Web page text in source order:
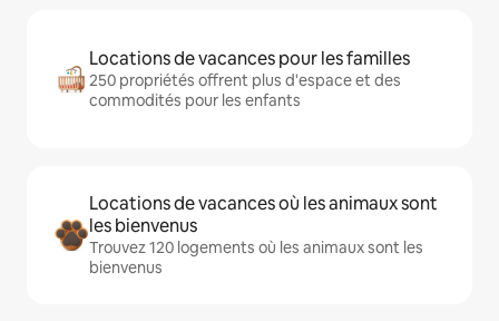
Locations de vacances pour les familles
250 propriétés offrent plus d'espace et des
commodités pour les enfants
Locations de vacances où les animaux sont
les bienvenus
Trouvez 120 logements où les animaux sont les
bienvenus